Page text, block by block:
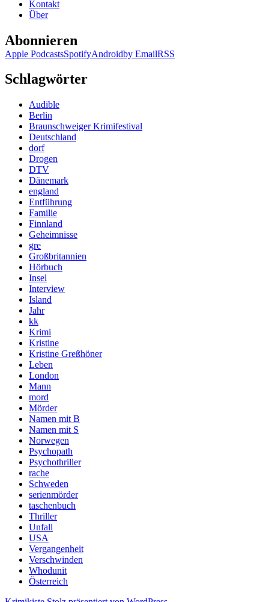
Kontakt
Über
Abonnieren
Apple PodcastsSpotifyAndroidby EmailRSS
Schlagwörter
Audible
Berlin
Braunschweiger Krimifestival
Deutschland
dorf
Drogen
DTV
Dänemark
england
Entführung
Familie
Finnland
Geheimnisse
gre
Großbritannien
Hörbuch
Insel
Interview
Island
Jahr
kk
Krimi
Kristine
Kristine Greßhöner
Leben
London
Mann
mord
Mörder
Namen mit B
Namen mit S
Norwegen
Psychopath
Psychothriller
rache
Schweden
serienmörder
taschenbuch
Thriller
Unfall
USA
Vergangenheit
Verschwinden
Whodunit
Österreich